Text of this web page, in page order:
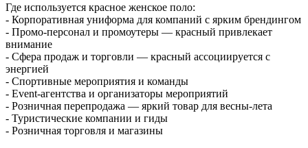
Где используется красное женское поло:
- Корпоративная униформа для компаний с ярким брендингом
- Промо-персонал и промоутеры — красный привлекает
внимание
- Сфера продаж и торговли — красный ассоциируется с
энергией
- Спортивные мероприятия и команды
- Event-агентства и организаторы мероприятий
- Розничная перепродажа — яркий товар для весны-лета
- Туристические компании и гиды
- Розничная торговля и магазины